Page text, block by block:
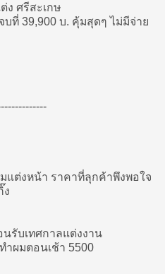
ศรีสะเกษ
บที่ 39,900 บ. คุ้มสุดๆ ไม่มีจ่าย
แต่งหน้า ราคาที่ลุกค้าพึงพอใจ
ง
รับเทศกาลแต่งงาน
ำผมตอนเช้า 5500